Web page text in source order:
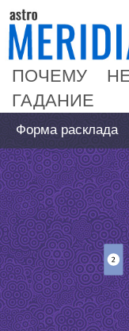
ПОЧЕМУ
ГАДАНИЕ
Форма расклада